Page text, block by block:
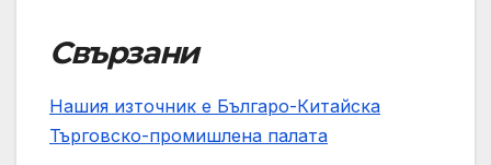
Свързани
Нашия източник е Българо-Китайска
Търговско-промишлена палaта